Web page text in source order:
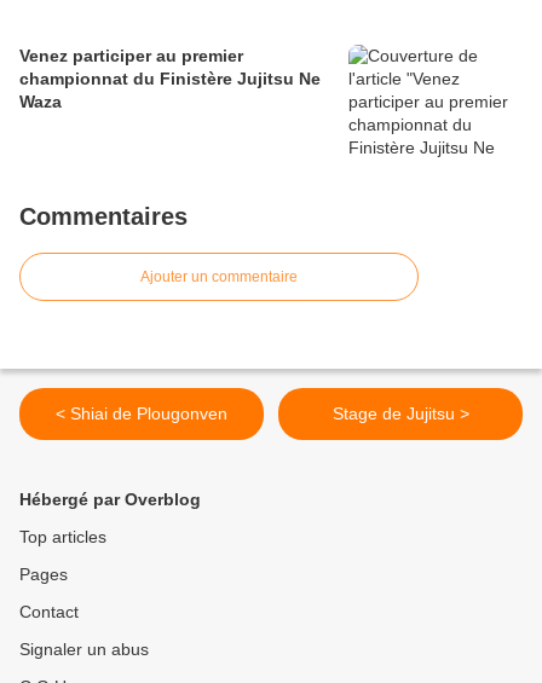
Venez participer au premier
championnat du Finistère Jujitsu Ne
Waza
Commentaires
Ajouter un commentaire
< Shiai de Plougonven Stage de Jujitsu >
Hébergé par Overblog
Top articles
Pages
Contact
Signaler un abus